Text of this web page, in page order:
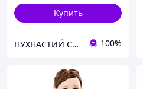
Купить
ПУХНАСТИЙ СВІТ 100%